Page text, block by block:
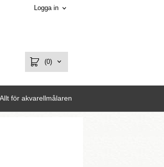
Logga in
(0)
Allt för akvarellmålaren